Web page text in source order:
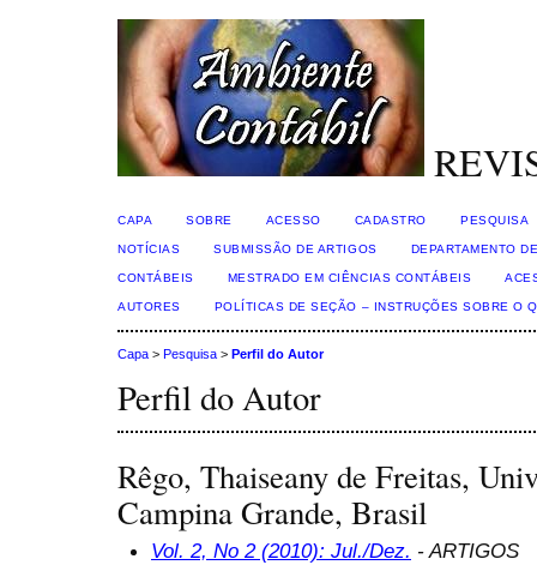
CAPA SOBRE ACESSO CADASTRO PESQUISA
NOTÍCIAS SUBMISSÃO DE ARTIGOS DEPARTAMENTO
CONTÁBEIS MESTRADO EM CIÊNCIAS CONTÁBEIS
AUTORES POLÍTICAS DE SEÇÃO – INSTRUÇÕES SOBRE O
Capa > Pesquisa > Perfil do Autor
Perfil do Autor
Rêgo, Thaiseany de Freitas,
Campina Grande, Brasil
Vol. 2, No 2 (2010): Jul./Dez. - ARTIGOS